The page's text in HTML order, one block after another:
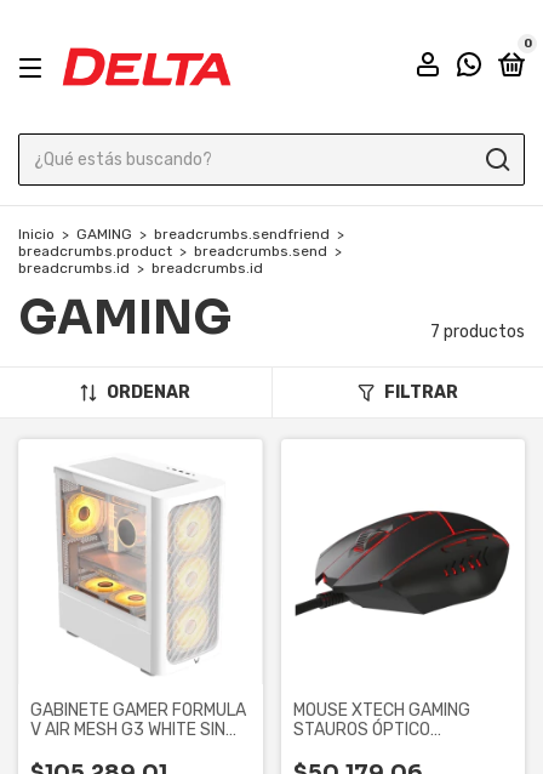
0
Inicio > GAMING > breadcrumbs.sendfriend >
breadcrumbs.product > breadcrumbs.send >
breadcrumbs.id > breadcrumbs.id
GAMING 7 productos
ORDENAR FILTRAR
GABINETE GAMER FORMULA
V AIR MESH G3 WHITE SIN
MOUSE XTECH GAMING
STAUROS ÓPTICO
7200